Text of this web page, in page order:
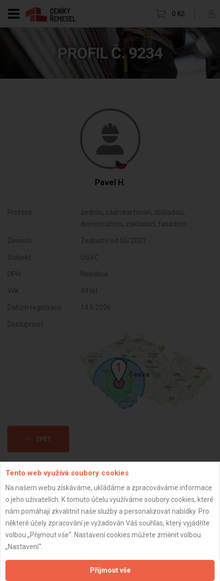
0 Kč
PROFIL Č. 9234
Pavel H.
Profese:
zedníci, sádrokartonáři, obkladači,
demontážníci, zakladači, fasádníci
Živnosti: Zednictví od 06/2007
Subjekt: OSVČ
DPH: Neplátce
Věk: 49 let
Datum registrace: 14.5.2026
Dostupnost:
ZPĚT
Aktualizováno z portálu ARES dne 14.05.2026 21:59:47
Důležité informace
Zásady pro používání souborů cookie
Tento web využívá soubory cookies
Na našem webu získáváme, ukládáme a zpracováváme informace
o jeho uživatelích. K tomuto účelu využíváme soubory cookies, které
nám pomáhají zkvalitnit naše služby a personalizovat nabídky. Pro
některé účely zpracování je vyžadován Váš souhlas, který vyjádříte
volbou „Přijmout vše“. Nastavení cookies můžete změnit volbou
„Nastavení“.
Přijmout vše